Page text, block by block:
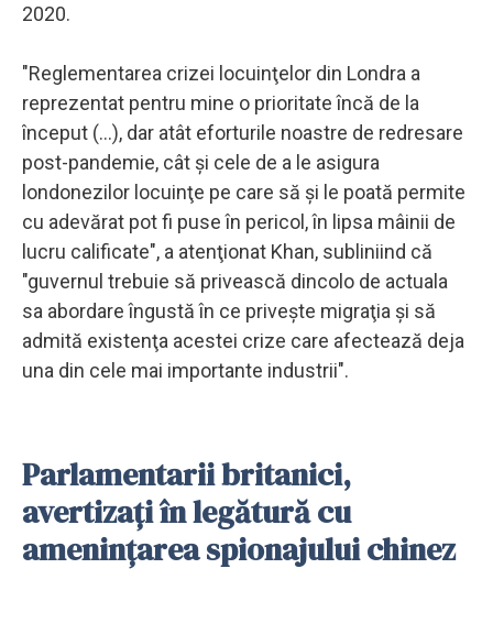
2020.
"Reglementarea crizei locuinţelor din Londra a
reprezentat pentru mine o prioritate încă de la
început (...), dar atât eforturile noastre de redresare
post-pandemie, cât şi cele de a le asigura
londonezilor locuinţe pe care să şi le poată permite
cu adevărat pot fi puse în pericol, în lipsa mâinii de
lucru calificate", a atenţionat Khan, subliniind că
"guvernul trebuie să privească dincolo de actuala
sa abordare îngustă în ce priveşte migraţia şi să
admită existenţa acestei crize care afectează deja
una din cele mai importante industrii".
Parlamentarii britanici,
avertizaţi în legătură cu
ameninţarea spionajului chinez